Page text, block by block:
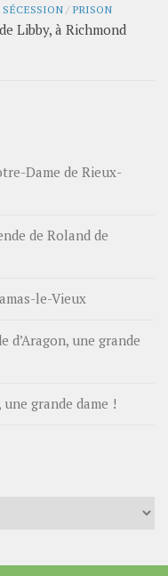
/ PRISON
Libby, à Richmond
Dame de Rieux-
de Roland de
le-Vieux
d’Aragon, une grande
une grande dame !